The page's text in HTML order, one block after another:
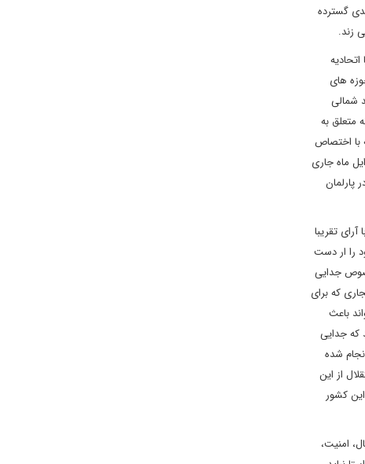
گسترده
زند.
چرا که در سایه 17 ماه مذاکره لندن با اتحادیه
های
شمالی
متعلق به
با اختصاص
ماه جاری
پارلمان
توان تلاش مجدد اسکاتلندی ها را برای جدایی از بریتانیا هم از نظر دور داشت. هر چند که در همه پرسی جدایی اسکاتلند در سال 2014 با آرای تقریبا
ژوئن 2017، حزب ملی اسکاتلند با رهبری نیکلا استورجن، اگر چه 21 کرسی خود را ار دست
جدایی
که برای
باعث
که جدایی
شده
از این
از انگلیس جدا شوند، اما در مقابل ۴۳ درصد مردم این کشور
اشتغال، امنیت،